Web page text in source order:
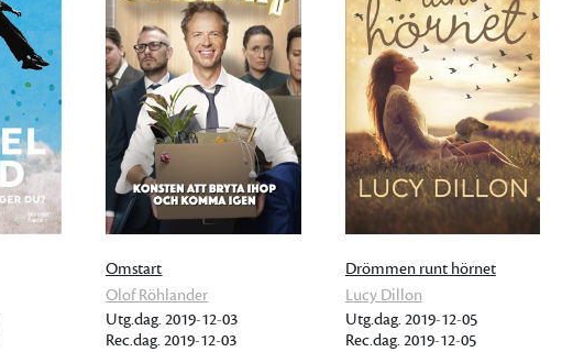
Omstart
Olof Röhlander
Utg.dag. 2019-12-03
Rec.dag. 2019-12-03
Drömmen runt hörnet
Lucy Dillon
Utg.dag. 2019-12-05
Rec.dag. 2019-12-05